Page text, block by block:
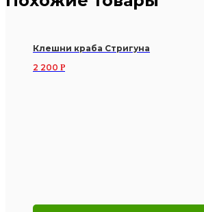
Клешни краба Стригуна
2 200 Р